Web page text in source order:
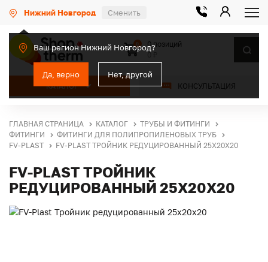
Нижний Новгород Сменить
Ваш регион Нижний Новгород?
Да, верно Нет, другой
КАТАЛОГ КОНСУЛЬТАЦИЯ
0
0 позиций
ГЛАВНАЯ СТРАНИЦА КАТАЛОГ
ТРУБЫ И ФИТИНГИ
ФИТИНГИ
ФИТИНГИ ДЛЯ ПОЛИПРОПИЛЕНОВЫХ ТРУБ
FV-PLAST
FV-PLAST ТРОЙНИК РЕДУЦИРОВАННЫЙ 25Х20Х20
FV-PLAST ТРОЙНИК
РЕДУЦИРОВАННЫЙ 25Х20Х20